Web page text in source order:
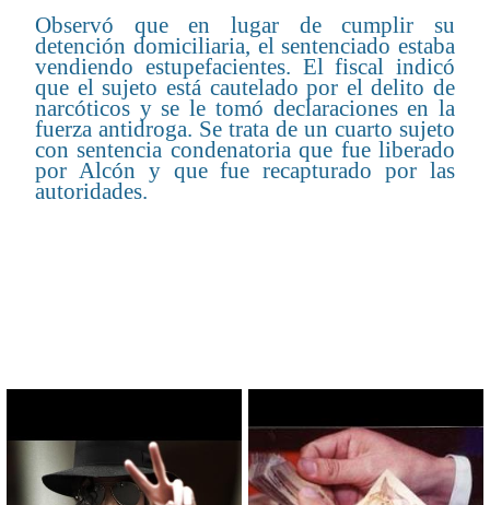
Observó que en lugar de cumplir su
detención domiciliaria, el sentenciado estaba
vendiendo estupefacientes. El fiscal indicó
que el sujeto está cautelado por el delito de
narcóticos y se le tomó declaraciones en la
fuerza antidroga. Se trata de un cuarto sujeto
con sentencia condenatoria que fue liberado
por Alcón y que fue recapturado por las
autoridades.